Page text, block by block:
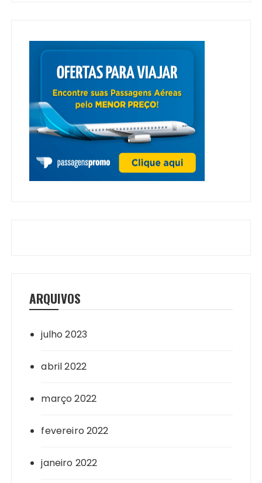
ARQUIVOS
julho 2023
abril 2022
março 2022
fevereiro 2022
janeiro 2022